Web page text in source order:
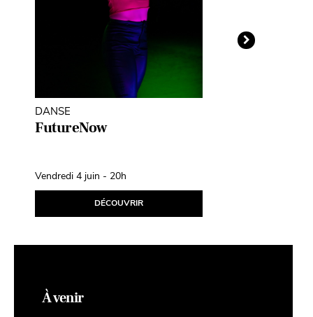
DANSE
FutureNow
Vendredi 4 juin - 20h
DÉCOUVRIR
À venir